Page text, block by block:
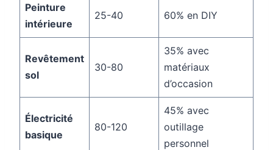
Peinture
intérieure
25-40 60% en DIY
Revêtement
sol
30-80
35% avec
matériaux
d’occasion
Électricité
basique
80-120
45% avec
outillage
personnel